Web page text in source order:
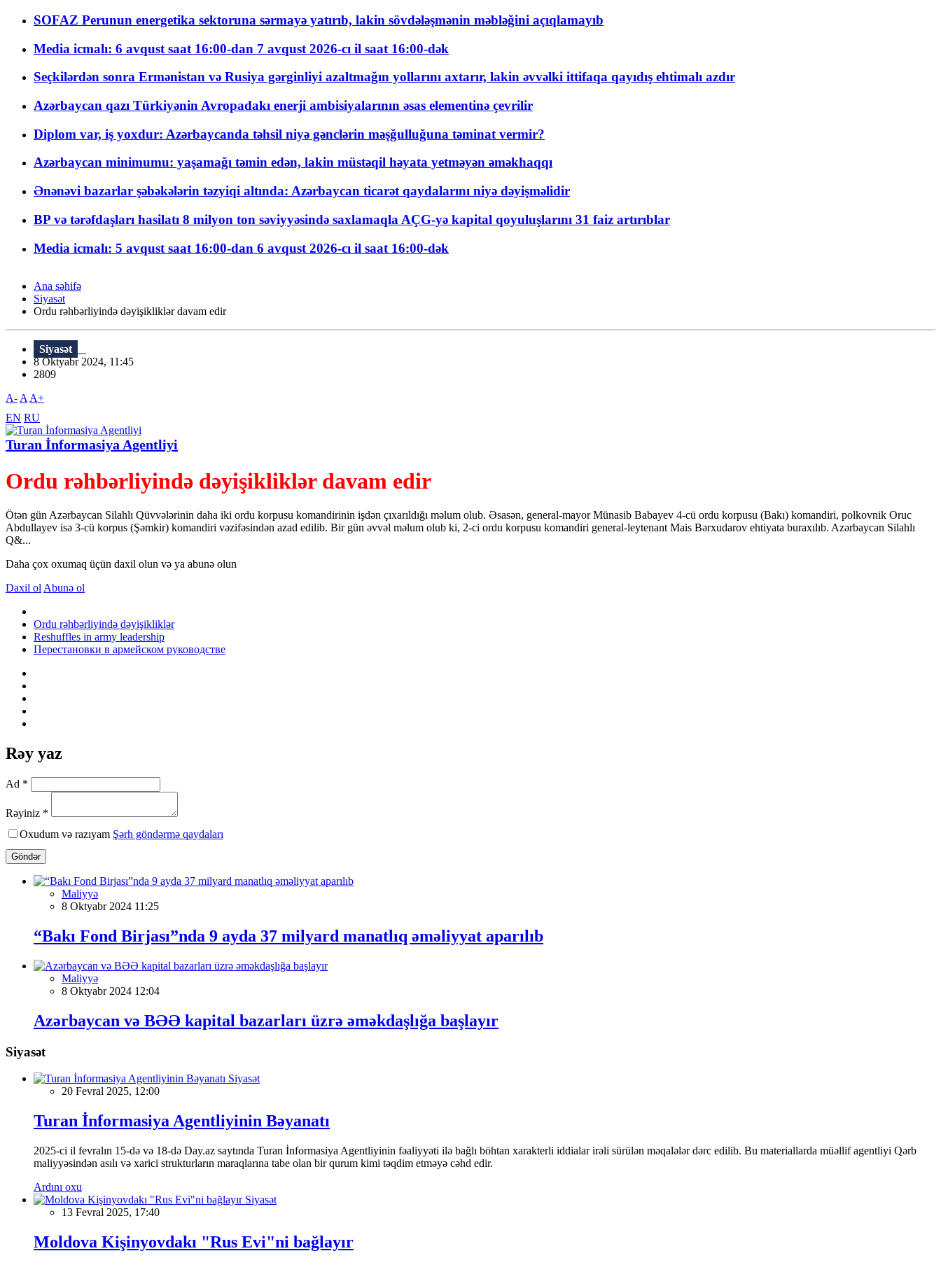
SOFAZ Perunun energetika sektoruna sərmayə yatırıb, lakin sövdələşmənin məbləğini açıqlamayıb
Media icmalı: 6 avqust saat 16:00-dan 7 avqust 2026-cı il saat 16:00-dək
Seçkilərdən sonra Ermənistan və Rusiya gərginliyi azaltmağın yollarını axtarır, lakin əvvəlki ittifaqa qayıdış ehtimalı azdır
Azərbaycan qazı Türkiyənin Avropadakı enerji ambisiyalarının əsas elementinə çevrilir
Diplom var, iş yoxdur: Azərbaycanda təhsil niyə gənclərin məşğulluğuna təminat vermir?
Azərbaycan minimumu: yaşamağı təmin edən, lakin müstəqil həyata yetməyən əməkhaqqı
Ənənəvi bazarlar şəbəkələrin təzyiqi altında: Azərbaycan ticarət qaydalarını niyə dəyişməlidir
BP və tərəfdaşları hasilatı 8 milyon ton səviyyəsində saxlamaqla AÇG-yə kapital qoyuluşlarını 31 faiz artırıblar
Media icmalı: 5 avqust saat 16:00-dan 6 avqust 2026-cı il saat 16:00-dək
Ana səhifə
Siyasət
Ordu rəhbərliyində dəyişikliklər davam edir
Siyasət
8 Oktyabr 2024, 11:45
2809
A- A A+
EN RU
Turan İnformasiya Agentliyi
Ordu rəhbərliyində dəyişikliklər davam edir
Ötən gün Azərbaycan Silahlı Qüvvələrinin daha iki ordu korpusu komandirinin işdən çıxarıldığı məlum olub. Əsasən, general-mayor Münasib Babayev 4-cü ordu korpusu (Bakı) komandiri, polkovnik Oruc
Abdullayev isə 3-cü korpus (Şəmkir) komandiri vəzifəsindən azad edilib. Bir gün əvvəl məlum olub ki, 2-ci ordu korpusu komandiri general-leytenant Mais Bərxudarov ehtiyata buraxılıb. Azərbaycan Silahlı
Q&...
Daha çox oxumaq üçün daxil olun və ya abunə olun
Daxil ol Abunə ol
Ordu rəhbərliyində dəyişikliklər
Reshuffles in army leadership
Перестановки в армейском руководстве
Rəy yaz
Ad *
Rəyiniz *
Oxudum və razıyam Şərh göndərmə qaydaları
Göndər
Maliyyə
8 Oktyabr 2024 11:25
“Bakı Fond Birjası”nda 9 ayda 37 milyard manatlıq əməliyyat aparılıb
Maliyyə
8 Oktyabr 2024 12:04
Azərbaycan və BƏƏ kapital bazarları üzrə əməkdaşlığa başlayır
Siyasət
Siyasət
20 Fevral 2025, 12:00
Turan İnformasiya Agentliyinin Bəyanatı
2025-ci il fevralın 15-də və 18-də Day.az saytında Turan İnformasiya Agentliyinin fəaliyyəti ilə bağlı böhtan xarakterli iddialar irəli sürülən məqalələr dərc edilib. Bu materiallarda müəllif agentliyi Qərb
maliyyəsindən asılı və xarici strukturların maraqlarına tabe olan bir qurum kimi təqdim etməyə cəhd edir.
Ardını oxu
Siyasət
13 Fevral 2025, 17:40
Moldova Kişinyovdakı "Rus Evi"ni bağlayır